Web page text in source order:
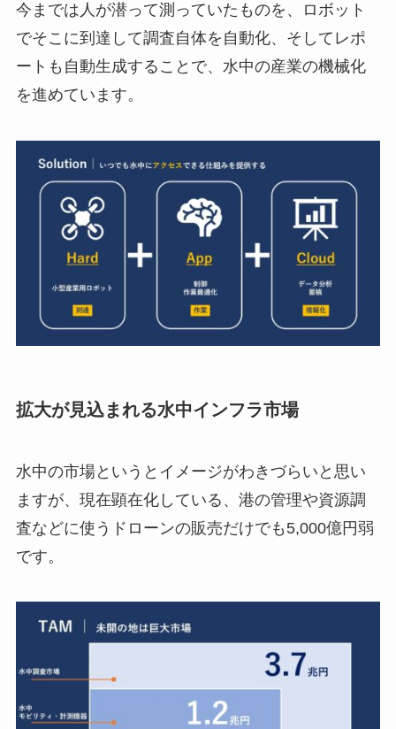
今までは人が潜って測っていたものを、ロボット
でそこに到達して調査自体を自動化、そしてレポ
ートも自動生成することで、水中の産業の機械化
を進めています。
拡大が見込まれる水中インフラ市場
水中の市場というとイメージがわきづらいと思い
ますが、現在顕在化している、港の管理や資源調
査などに使うドローンの販売だけでも5,000億円弱
です。